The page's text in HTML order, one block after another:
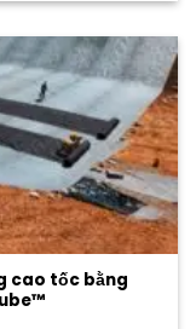
cao tốc bằng